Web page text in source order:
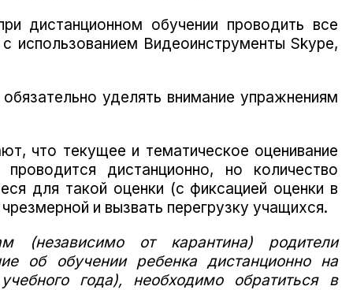
дистанционном обучении проводить все
использованием Видеоинструменты Skype,
уделять внимание упражнениям
что текущее и тематическое оценивание
дистанционно, но количество
для такой оценки (с фиксацией оценки в
и вызвать перегрузку учащихся.
(независимо от карантина) родители
об обучении ребенка дистанционно на
года), необходимо обратиться в